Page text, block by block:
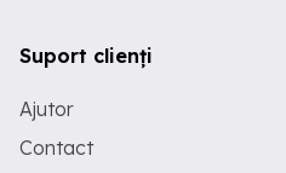
Suport clienți
Ajutor
Contact